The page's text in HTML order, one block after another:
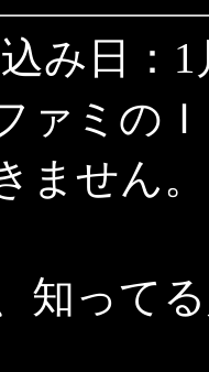
み日：1
ァミの
ません
、知っ